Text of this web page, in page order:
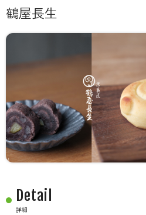
鶴屋長生
Detail
詳細